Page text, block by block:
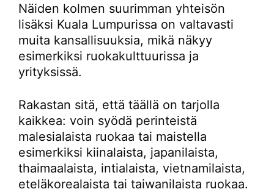
Näiden kolmen suurimman yhteisön
lisäksi Kuala Lumpurissa on valtavasti
muita kansallisuuksia, mikä näkyy
esimerkiksi ruokakulttuurissa ja
yrityksissä.
Rakastan sitä, että täällä on tarjolla
kaikkea: voin syödä perinteistä
malesialaista ruokaa tai maistella
esimerkiksi kiinalaista, japanilaista,
thaimaalaista, intialaista, vietnamilaista,
eteläkorealaista tai taiwanilaista ruokaa.